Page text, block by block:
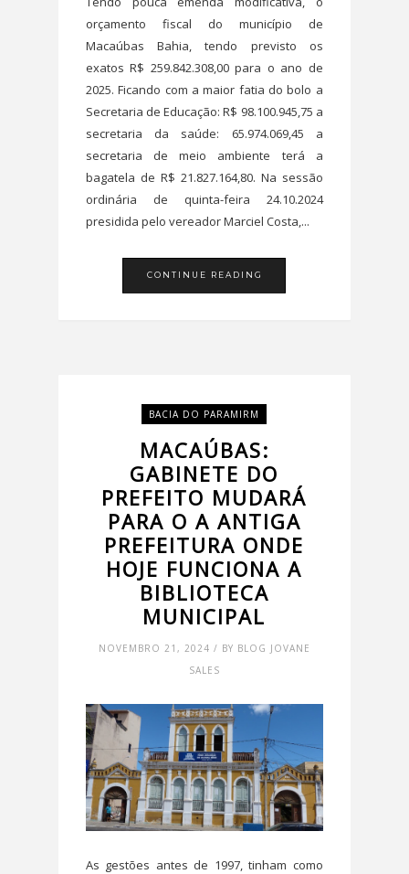
orçamento fiscal do município de
Macaúbas Bahia, tendo previsto os
exatos R$ 259.842.308,00 para o ano de
2025. Ficando com a maior fatia do bolo a
Secretaria de Educação: R$ 98.100.945,75 a
secretaria da saúde: 65.974.069,45 a
secretaria de meio ambiente terá a
bagatela de R$ 21.827.164,80. Na sessão
ordinária de quinta-feira 24.10.2024
presidida pelo vereador Marciel Costa,...
CONTINUE READING
BACIA DO PARAMIRM
MACAÚBAS:
GABINETE DO
PREFEITO MUDARÁ
PARA O A ANTIGA
PREFEITURA ONDE
HOJE FUNCIONA A
BIBLIOTECA
MUNICIPAL
NOVEMBRO 21, 2024 / BY BLOG JOVANE
SALES
As gestões antes de 1997, tinham como